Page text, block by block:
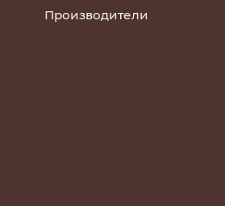
Производители